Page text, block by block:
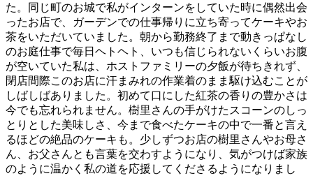
た。同じ町のお城で私がインターンをしていた時に偶然出会
ったお店で、ガーデンでの仕事帰りに立ち寄ってケーキやお
茶をいただいていました。朝から勤務終了まで動きっぱなし
のお庭仕事で毎日ヘトヘト、いつも信じられないくらいお腹
が空いていた私は、ホストファミリーの夕飯が待ちきれず、
閉店間際このお店に汗まみれの作業着のまま駆け込むことが
しばしばありました。初めて口にした紅茶の香りの豊かさは
今でも忘れられません。樹里さんの手がけたスコーンのしっ
とりとした美味しさ、今まで食べたケーキの中で一番と言え
るほどの絶品のケーキも。少しずつお店の樹里さんやお母さ
ん、お父さんとも言葉を交わすようになり、気がつけば家族
のように温かく私の道を応援してくださるようになりまし